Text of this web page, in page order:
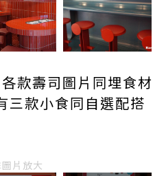
款壽司圖片同埋食材
三款小食同自選配搭
片放大